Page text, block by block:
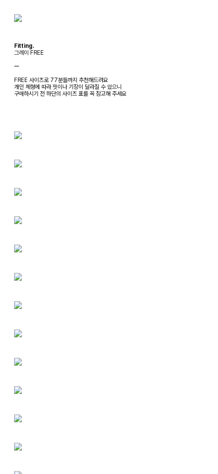
Fitting.
그레이 FREE
ㅡ
FREE 사이즈로 77분들까지 추천해드려요
개인 체형에 따라 핏이나 기장이 달라질 수 있으니
구매하시기 전 하단의 사이즈 표를 꼭 참고해 주세요